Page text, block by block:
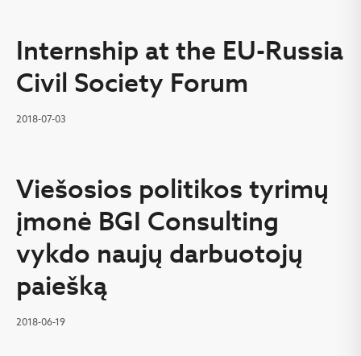
Internship at the EU-Russia
Civil Society Forum
2018-07-03
Viešosios politikos tyrimų
įmonė BGI Consulting
vykdo naujų darbuotojų
paiešką
2018-06-19